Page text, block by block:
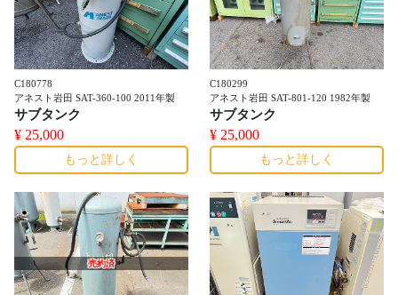
C180778
アネスト岩田 SAT-360-100 2011年製
サブタンク
¥ 25,000
もっと詳しく
C180299
アネスト岩田 SAT-801-120 1982年製
サブタンク
¥ 25,000
もっと詳しく
売約済